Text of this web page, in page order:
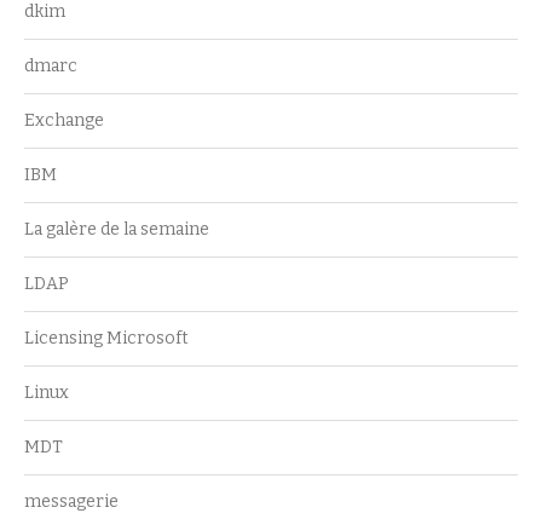
dkim
dmarc
Exchange
IBM
La galère de la semaine
LDAP
Licensing Microsoft
Linux
MDT
messagerie